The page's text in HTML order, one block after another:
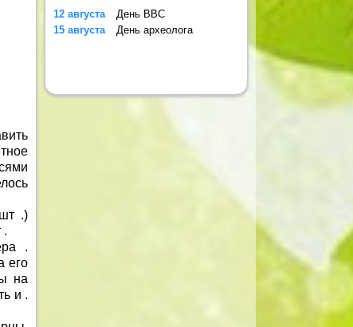
.)
.
.
его
на
и .
12 августа
День ВВС
15 августа
День археолога